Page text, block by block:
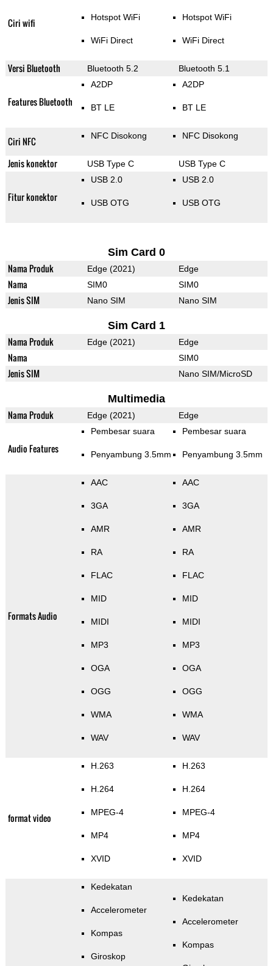
Ciri wifi Hotspot WiFi
WiFi Direct
Hotspot WiFi
WiFi Direct
Versi Bluetooth Bluetooth 5.2 Bluetooth 5.1
Features Bluetooth
A2DP
BT LE
A2DP
BT LE
Ciri NFC NFC Disokong NFC Disokong
Jenis konektor USB Type C USB Type C
Fitur konektor
USB 2.0
USB OTG
USB 2.0
USB OTG
Sim Card 0
Nama Produk Edge (2021) Edge
Nama SIM0 SIM0
Jenis SIM Nano SIM Nano SIM
Sim Card 1
Nama Produk Edge (2021) Edge
Nama SIM0
Jenis SIM Nano SIM/MicroSD
Multimedia
Nama Produk Edge (2021) Edge
Audio Features
Pembesar suara
Penyambung 3.5mm
Pembesar suara
Penyambung 3.5mm
Formats Audio
AAC
3GA
AMR
RA
FLAC
MID
MIDI
MP3
OGA
OGG
WMA
WAV
AAC
3GA
AMR
RA
FLAC
MID
MIDI
MP3
OGA
OGG
WMA
WAV
format video
H.263
H.264
MPEG-4
MP4
XVID
H.263
H.264
MPEG-4
MP4
XVID
Kedekatan
Accelerometer
Kompas
Giroskop
Kedekatan
Accelerometer
Kompas